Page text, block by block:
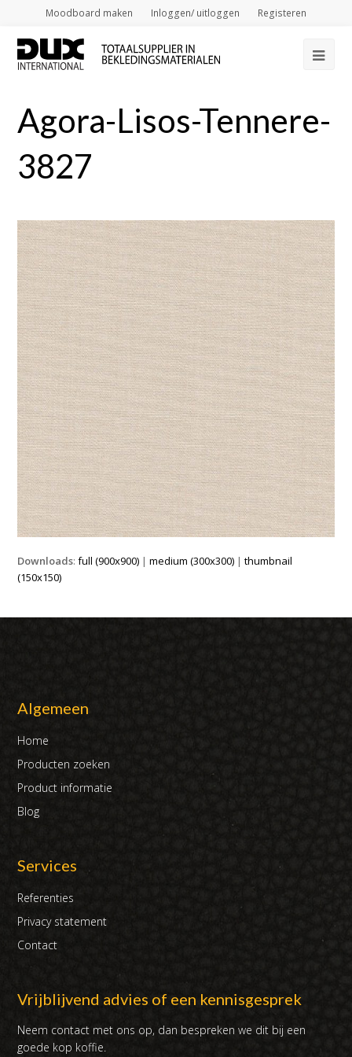
Moodboard maken Inloggen/ uitloggen Registeren
Agora-Lisos-Tennere-
3827
Downloads:full (900x900) |medium (300x300) |thumbnail
(150x150)
Algemeen
Home
Producten zoeken
Product informatie
Blog
Services
Referenties
Privacy statement
Contact
Vrijblijvend advies of een kennisgesprek
Neem contact met ons op, dan bespreken we dit bij een
goede kop koffie.